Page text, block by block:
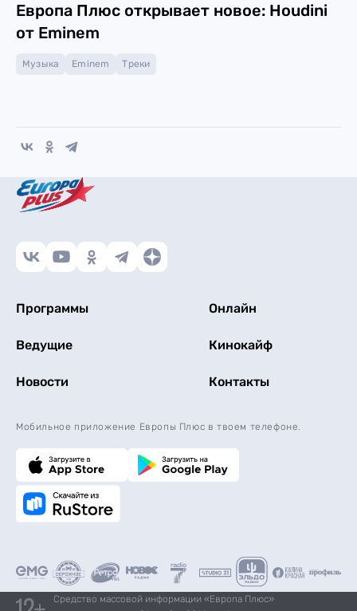
Европа Плюс открывает новое: Houdini
от Eminem
Музыка Eminem Треки
Программы Онлайн
Ведущие Кинокайф
Новости Контакты
Мобильное приложение Европы Плюс в твоем телефоне.
Средство массовой информации «Европа Плюс»